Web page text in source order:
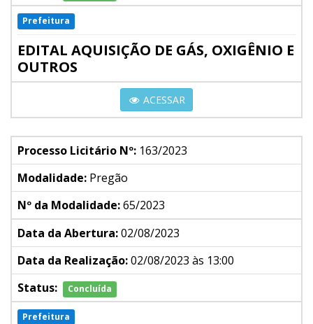
Prefeitura
EDITAL AQUISIÇÃO DE GÁS, OXIGÊNIO E
OUTROS
ACESSAR
Processo Licitário Nº: 163/2023
Modalidade: Pregão
Nº da Modalidade:65/2023
Data da Abertura:02/08/2023
Data da Realização:02/08/2023 às 13:00
Status:
Concluída
Prefeitura